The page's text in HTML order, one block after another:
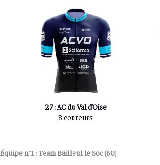
27 : AC du Val d’Oise
8 coureurs
Équipe n°1 : Team Bailleul le Soc (60)